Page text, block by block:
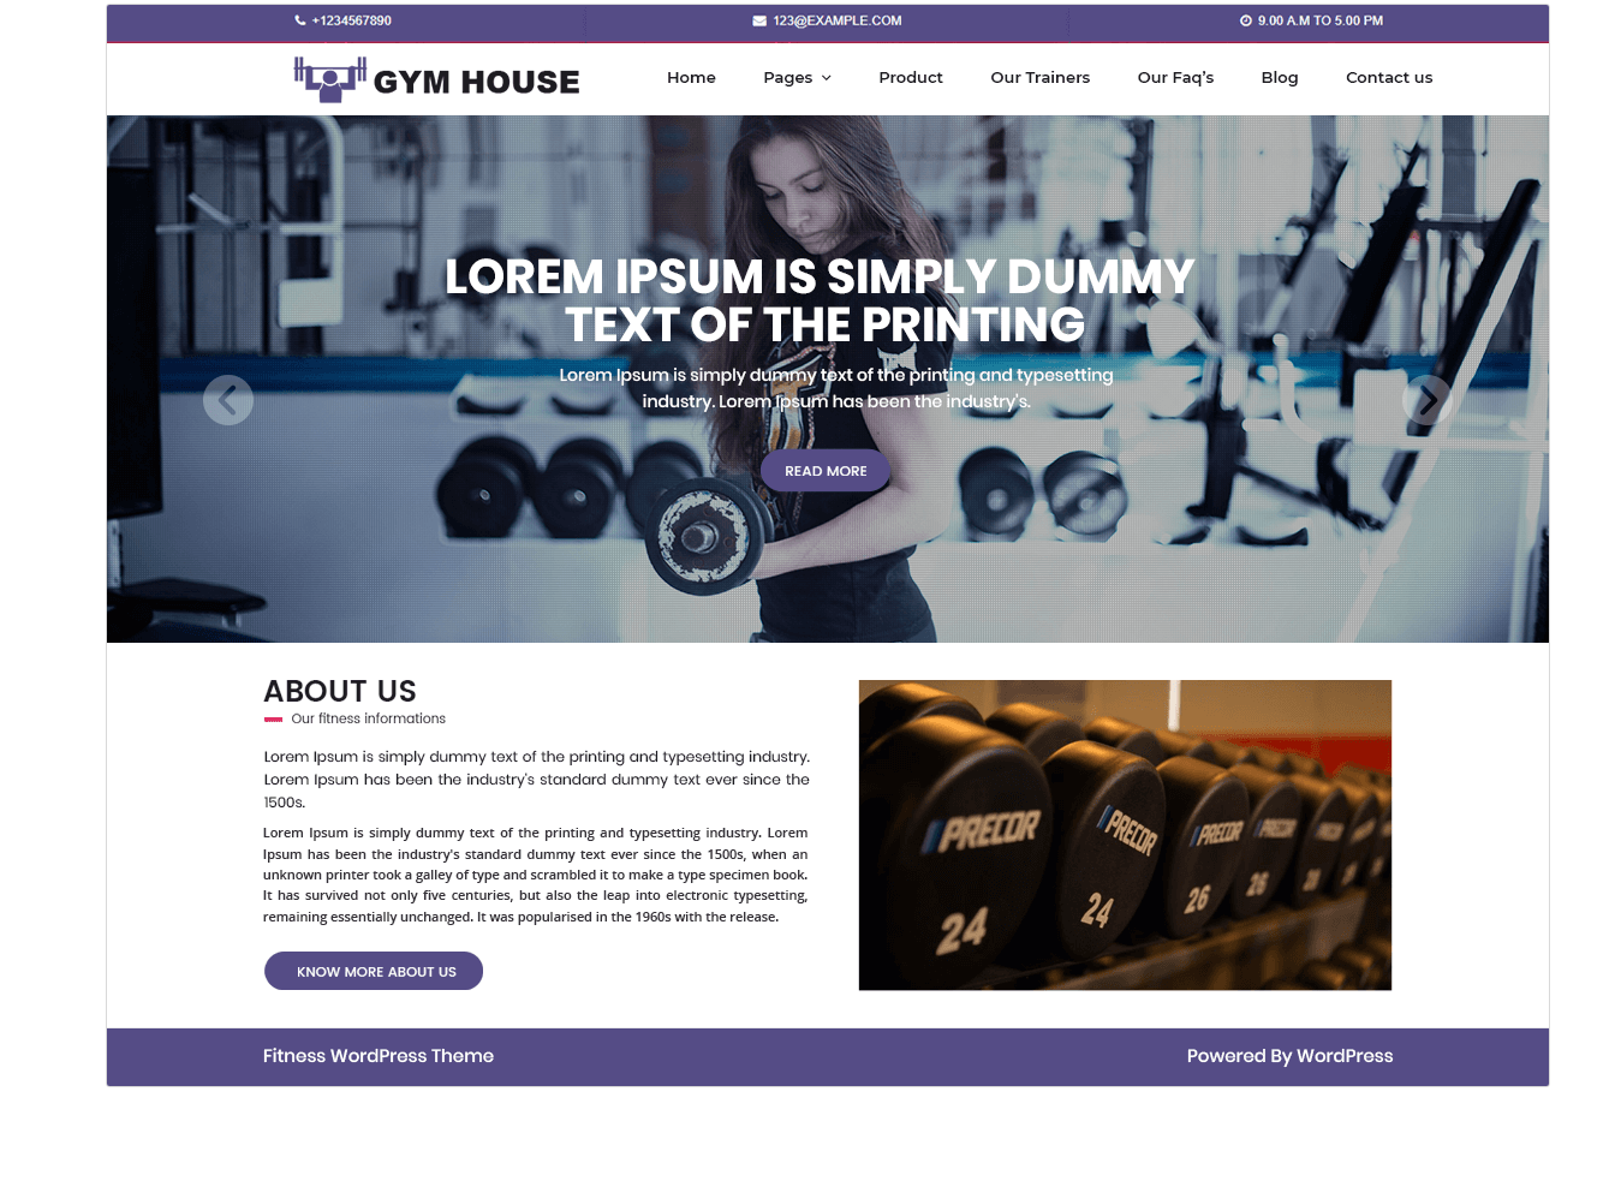
Λήψη
Έκδοση
Ενεργές εγκαταστάσεις
40+
Έκδοση WordPress
5.0
Έκδοση ΡΗΡ
Αρχική σελίδα θέματος